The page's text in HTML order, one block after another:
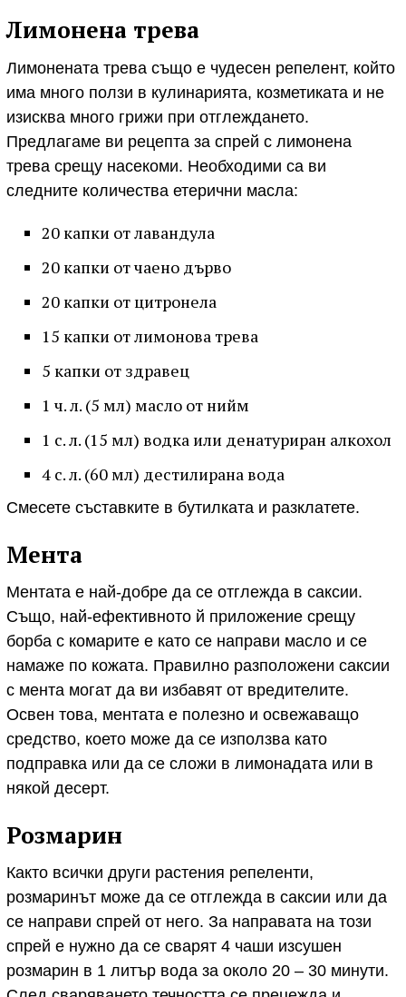
Лимонена трева
Лимонената трева също е чудесен репелент, който
има много ползи в кулинарията, козметиката и не
изисква много грижи при отглеждането.
Предлагаме ви рецепта за спрей с лимонена
трева срещу насекоми. Необходими са ви
следните количества етерични масла:
20 капки от лавандула
20 капки от чаено дърво
20 капки от цитронела
15 капки от лимонова трева
5 капки от здравец
1 ч. л. (5 мл) масло от нийм
1 с. л. (15 мл) водка или денатуриран алкохол
4 с. л. (60 мл) дестилирана вода
Смесете съставките в бутилката и разклатете.
Мента
Ментата е най-добре да се отглежда в саксии.
Също, най-ефективното й приложение срещу
борба с комарите е като се направи масло и се
намаже по кожата. Правилно разположени саксии
с мента могат да ви избавят от вредителите.
Освен това, ментата е полезно и освежаващо
средство, което може да се използва като
подправка или да се сложи в лимонадата или в
някой десерт.
Розмарин
Както всички други растения репеленти,
розмаринът може да се отглежда в саксии или да
се направи спрей от него. За направата на този
спрей е нужно да се сварят 4 чаши изсушен
розмарин в 1 литър вода за около 20 – 30 минути.